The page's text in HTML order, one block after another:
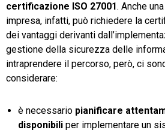
certificazione ISO 27001. Anche
impresa, infatti, può richiedere la
dei vantaggi derivanti
gestione della sicurezza delle
intraprendere il percorso, però, ci
considerare:
è necessario pianificare
disponibili per implementare un